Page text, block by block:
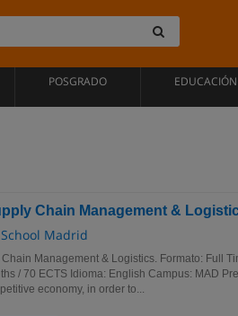
POSGRADO
Chain Management &
Madrid
Management & Logistics. Formato: Full
/ 70 ECTS Idioma: English Campus: MAD
economy, in order to...